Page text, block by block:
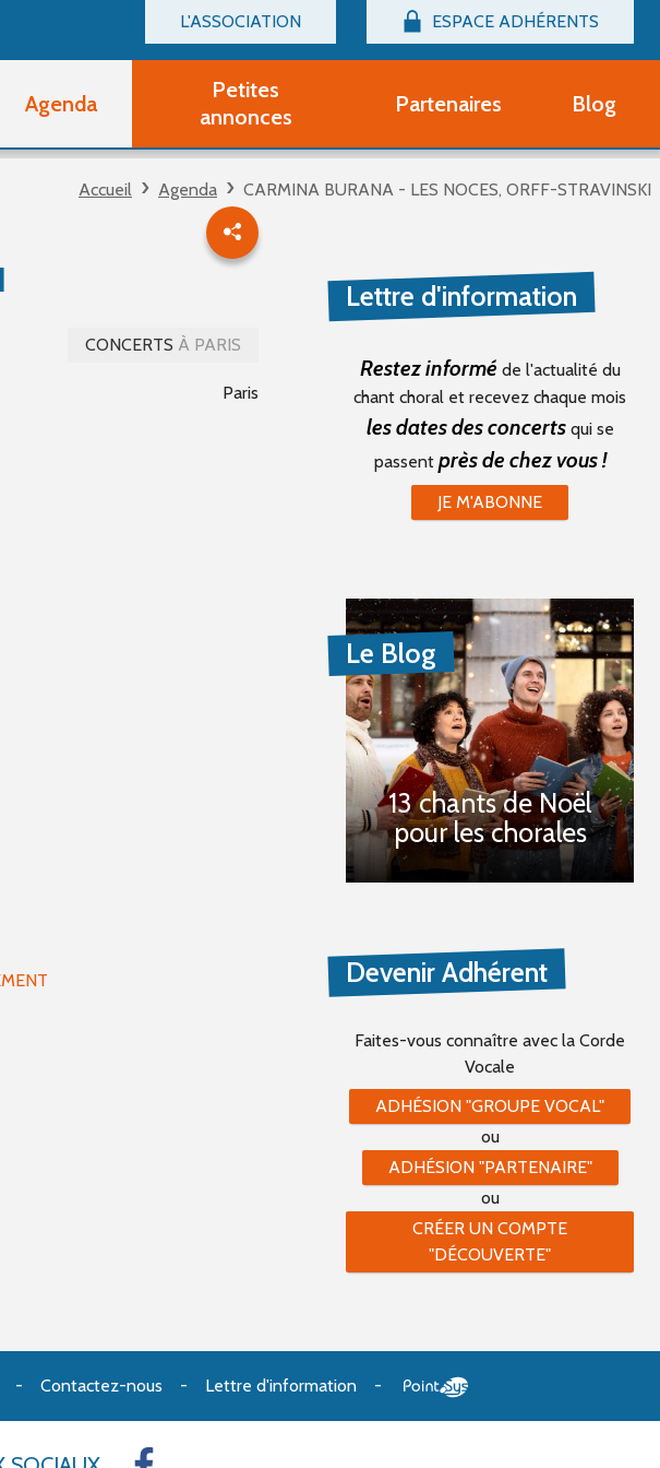
L'ASSOCIATION
Billetterie
Devenir adhérent Groupe Vocal
Devenir adhérent Partenaire
Ouvrir un compte Découverte
Questions fréquentes
ESPACE ADHÉRENTS
Connexion
Agenda
Petites
annonces
Partitions d'occasion
Autres
Partenaires Blog
Accueil Agenda CARMINA BURANA - LES NOCES, ORFF-STRAVINSKI
CONCERTS À PARIS
Paris
Lettre d'information
Restez informé de l'actualité du
chant choral et recevez chaque mois
les dates des concertsqui se
passent près de chez vous !
JE M'ABONNE
Le Blog
13 chants de Noël
pour les chorales
Devenir Adhérent
Faites-vous connaître avec la Corde
Vocale
ADHÉSION "GROUPE VOCAL"
ou
ADHÉSION "PARTENAIRE"
ou
CRÉER UN COMPTE
"DÉCOUVERTE"
Contactez-nous Lettre d'information